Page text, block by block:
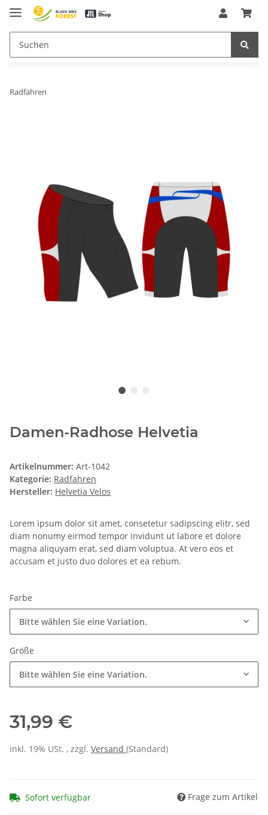
Radfahren
Damen-Radhose Helvetia
Artikelnummer: Art-1042
Kategorie: Radfahren
Hersteller: Helvetia Velos
Lorem ipsum dolor sit amet, consetetur sadipscing elitr, sed
diam nonumy eirmod tempor invidunt ut labore et dolore
magna aliquyam erat, sed diam voluptua. At vero eos et
accusam et justo duo dolores et ea rebum.
Farbe
Bitte wählen Sie eine Variation.
Größe
Bitte wählen Sie eine Variation.
31,99 €
inkl. 19% USt. , zzgl. Versand (Standard)
Sofort verfügbar Frage zum Artikel